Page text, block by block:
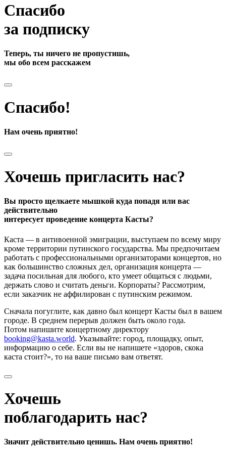
Спасибо
за подписку
Теперь, ты ничего не пропустишь,
мы обо всем расскажем
Спасибо!
Нам очень приятно!
Хочешь пригласить нас?
Вы просто щелкаете мышкой куда попадя или вас
действительно
интересует проведение концерта Касты?
Каста — в антивоенной эмиграции, выступаем по всему миру
кроме территории путинского государства. Мы предпочитаем
работать с профессиональными организаторами концертов, но
как большинство сложных дел, организация концерта —
задача посильная для любого, кто умеет общаться с людьми,
держать слово и считать деньги. Корпораты? Рассмотрим,
если заказчик не аффилирован с путинским режимом.
Сначала погуглите, как давно был концерт Касты был в вашем
городе. В среднем перерыв должен быть около года.
Потом напишите концертному директору
booking@kasta.world. Указывайте: город, площадку, опыт,
информацию о себе. Если вы не напишете «здоров, скока
каста стоит?», то на ваше письмо вам ответят.
Хочешь
поблагодарить нас?
Значит действительно ценишь. Нам очень приятно!